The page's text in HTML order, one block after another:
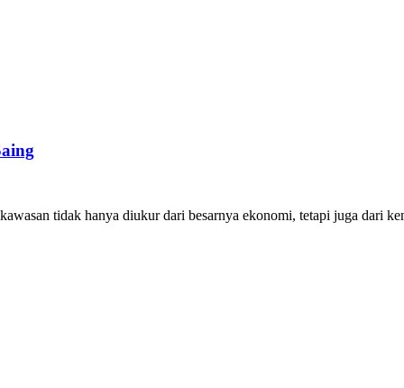
tidak hanya diukur dari besarnya ekonomi, tetapi juga dari